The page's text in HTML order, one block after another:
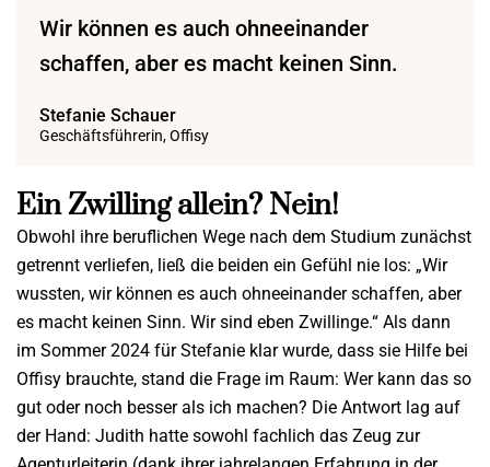
Wir können es auch ohneeinander
schaffen, aber es macht keinen Sinn.
Stefanie Schauer
Geschäftsführerin, Offisy
Ein Zwilling allein? Nein!
Obwohl ihre beruflichen Wege nach dem Studium zunächst
getrennt verliefen, ließ die beiden ein Gefühl nie los: „Wir
wussten, wir können es auch ohneeinander schaffen, aber
es macht keinen Sinn. Wir sind eben Zwillinge.“ Als dann
im Sommer 2024 für Stefanie klar wurde, dass sie Hilfe bei
Offisy brauchte, stand die Frage im Raum: Wer kann das so
gut oder noch besser als ich machen? Die Antwort lag auf
der Hand: Judith hatte sowohl fachlich das Zeug zur